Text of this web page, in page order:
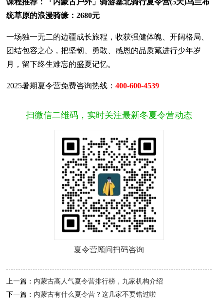
课程推荐：「内蒙古户外」骑游塞北骑行夏令营(5天)乌兰布
统草原的浪漫骑缘：2680元
一场独一无二的边疆成长旅程，收获强健体魄、开阔格局、
团结包容之心，把坚韧、勇敢、感恩的品质藏进行少年岁
月，留下终生难忘的盛夏记忆。
2025暑期夏令营免费咨询热线：400-600-4539
扫微信二维码，实时关注最新冬夏令营动态
夏令营顾问扫码咨询
上一篇： 内蒙古高人气夏令营排行榜，九家机构介绍
下一篇： 内蒙古有什么夏令营？这几家不要错过啦